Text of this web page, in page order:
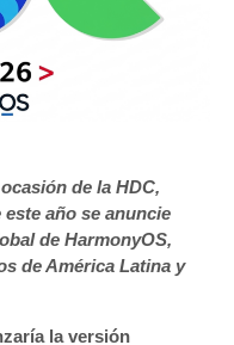
de la HDC,
año se anuncie
de HarmonyOS,
de América Latina y
la versión